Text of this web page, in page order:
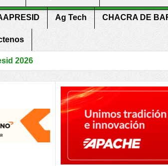
Ag Tech CHACRA DE
herramientas para recuperar la